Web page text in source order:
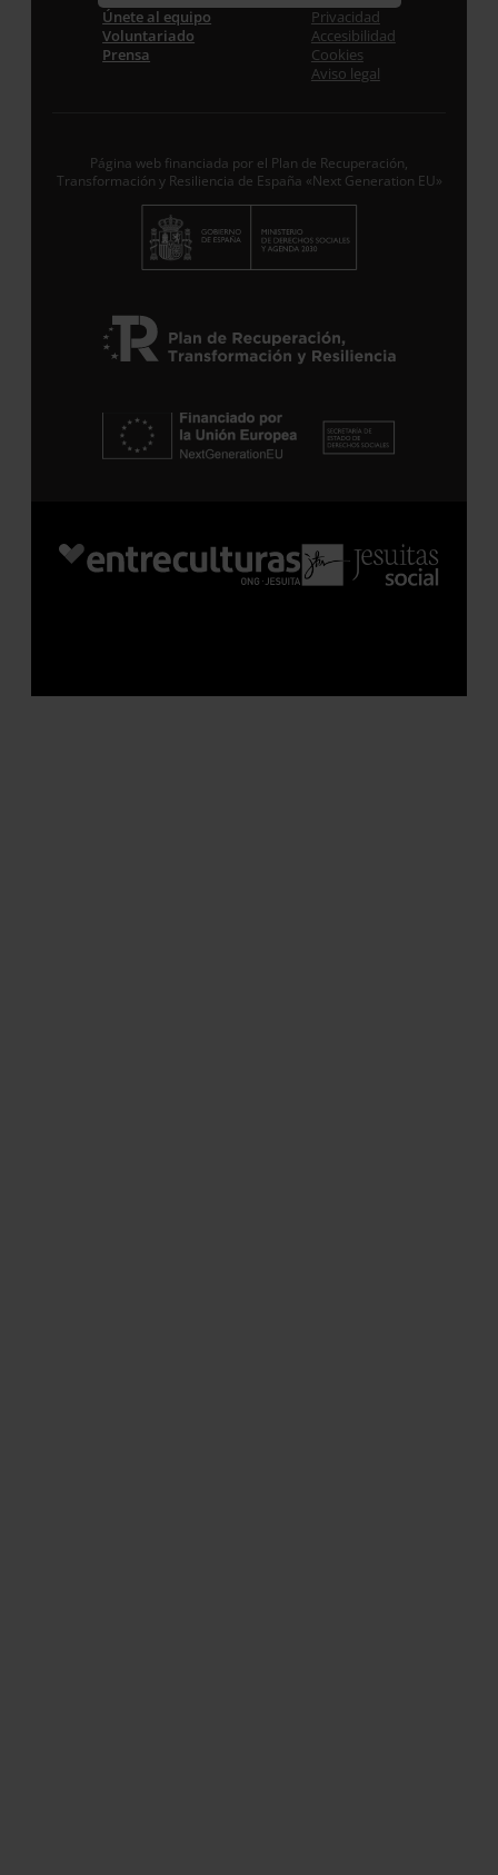
Correo electrónico *
Política de Privacidad *
Suscribirme
Únete al equipo
Voluntariado
Prensa
Privacidad
Accesibilidad
Cookies
Aviso legal
Página web financiada por el Plan de Recuperación,
Transformación y Resiliencia de España «Next Generation EU»